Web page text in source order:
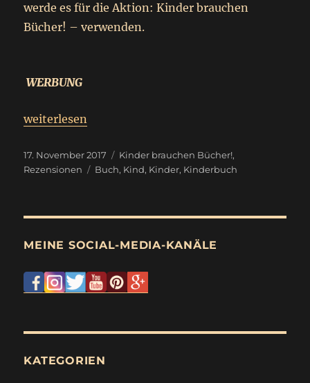
werde es für die Aktion: Kinder brauchen
Bücher! – verwenden.
WERBUNG
„Rezension
weiterlesen
Veröffentlicht
am
17. November 2017 Kategorien
Kinder brauchen Bücher!,
Rezensionen
Schlagwörter
Buch, Kind, Kinder, Kinderbuch
MEINE SOCIAL-MEDIA-KANÄLE
KATEGORIEN